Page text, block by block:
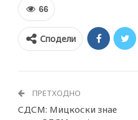
66
Сподели
ПРЕТХОДНО
СДСМ: Мицкоски знае